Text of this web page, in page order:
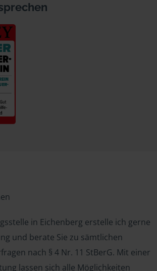
in Eichenberg erstelle ich gerne
und berate Sie zu sämtlichen
nach § 4 Nr. 11 StBerG. Mit einer
lassen sich alle Möglichkeiten